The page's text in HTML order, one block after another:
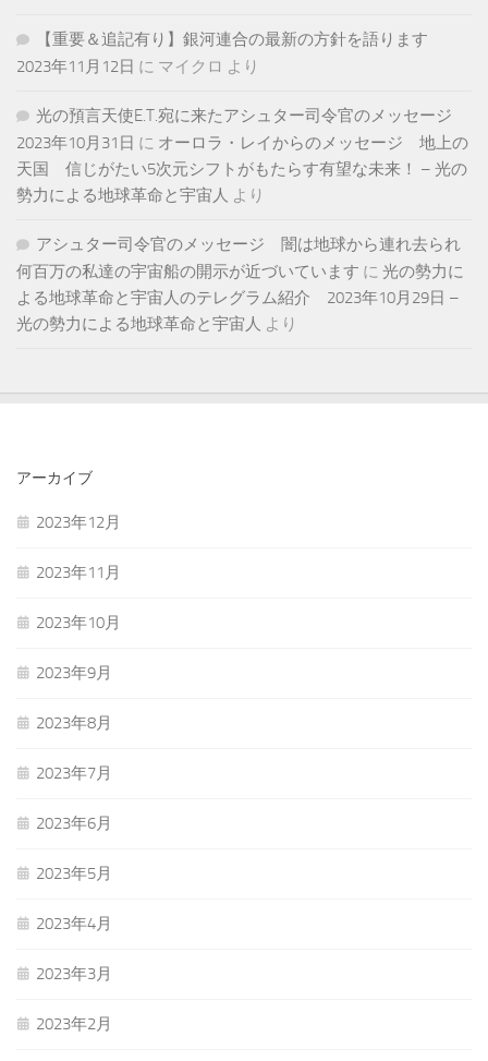
【重要＆追記有り】銀河連合の最新の方針を語ります
2023年11月12日 に マイクロ より
光の預言天使E.T.宛に来たアシュター司令官のメッセージ
2023年10月31日 に オーロラ・レイからのメッセージ 地上の
天国 信じがたい5次元シフトがもたらす有望な未来！ – 光の
勢力による地球革命と宇宙人 より
アシュター司令官のメッセージ 闇は地球から連れ去られ
何百万の私達の宇宙船の開示が近づいています に 光の勢力に
よる地球革命と宇宙人のテレグラム紹介 2023年10月29日 –
光の勢力による地球革命と宇宙人 より
アーカイブ
2023年12月
2023年11月
2023年10月
2023年9月
2023年8月
2023年7月
2023年6月
2023年5月
2023年4月
2023年3月
2023年2月